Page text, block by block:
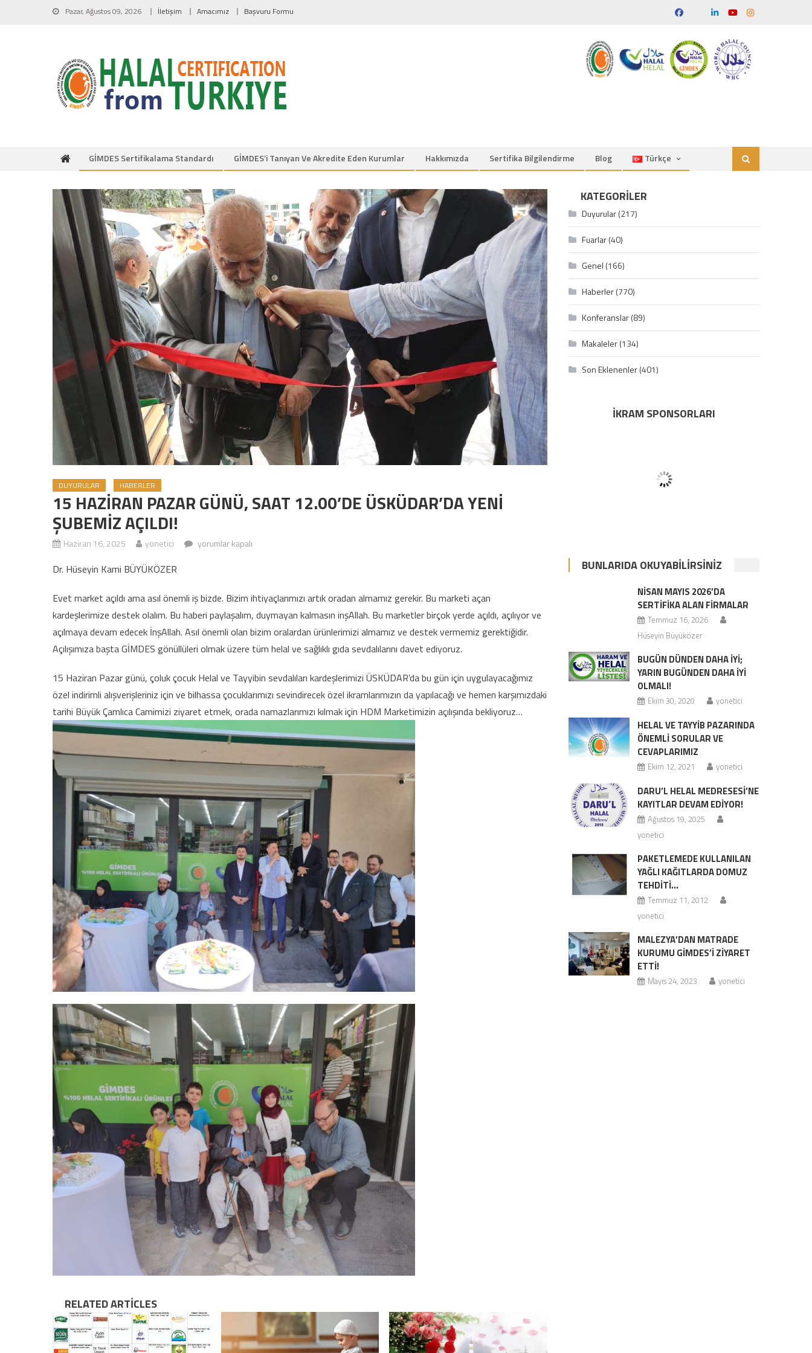
Skip to content Pazar, Ağustos 09, 2026 İletişim Amacımız Başvuru Formu
GİMDES Sertifikalama Standardı GİMDES’i Tanıyan Ve Akredite Eden Kurumlar Hakkımızda Sertifika Bilgilendirme Blog Türkçe
DUYURULAR HABERLER
15 HAZİRAN PAZAR GÜNÜ, SAAT 12.00’DE ÜSKÜDAR’DA YENİ
ŞUBEMİZ AÇILDI!
Haziran 16, 2025 yonetici 15 HAZİRAN PAZAR GÜNÜ, SAAT 12.00’DE ÜSKÜDAR’DA YENİ ŞUBEMİZ AÇILDI! için
yorumlar kapalı
Dr. Hüseyin Kami BÜYÜKÖZER
Evet market açıldı ama asıl önemli iş bizde. Bizim ihtiyaçlarımızı artık oradan almamız gerekir. Bu marketi açan
kardeşlerimize destek olalım. Bu haberi paylaşalım, duymayan kalmasın inşAllah. Bu marketler birçok yerde açıldı, açılıyor ve
açılmaya devam edecek İnşAllah. Asıl önemli olan bizim oralardan ürünlerimizi almamız ve destek vermemiz gerektiğidir.
Açılışımıza başta GİMDES gönüllüleri olmak üzere tüm helal ve sağlıklı gıda sevdalılarını davet ediyoruz.
15 Haziran Pazar günü, çoluk çocuk Helal ve Tayyibin sevdalıları kardeşlerimizi ÜSKÜDAR’da bu gün için uygulayacağımız
özel indirimli alışverişleriniz için ve bilhassa çocuklarımızı sevindirecek özel ikramlarımızın da yapılacağı ve hemen karşımızdaki
tarihi Büyük Çamlıca Camimizi ziyaret etmek, orada namazlarımızı kılmak için HDM Marketimizin açılışında bekliyoruz…
RELATED ARTICLES
KATEGORILER
Duyurular(217)
Fuarlar(40)
Genel (166)
Haberler(770)
Konferanslar(89)
Makaleler(134)
Son Eklenenler(401)
İKRAM SPONSORLARI
BUNLARIDA OKUYABILIRSINIZ
NISAN MAYIS 2026’DA
SERTIFIKA ALAN FIRMALAR
Temmuz 16, 2026
Hüseyin Büyüközer
BUGÜN DÜNDEN DAHA İYİ;
YARIN BUGÜNDEN DAHA İYİ
OLMALI!
Ekim 30, 2020 yonetici
HELAL VE TAYYİB PAZARINDA
ÖNEMLİ SORULAR VE
CEVAPLARIMIZ
Ekim 12, 2021 yonetici
DARU’L HELAL MEDRESESİ’NE
KAYITLAR DEVAM EDİYOR!
Ağustos 19, 2025
yonetici
PAKETLEMEDE KULLANILAN
YAĞLI KAĞITLARDA DOMUZ
TEHDİTİ…
Temmuz 11, 2012
yonetici
MALEZYA’DAN MATRADE
KURUMU GİMDES’İ ZİYARET
ETTİ!
Mayıs 24, 2023 yonetici